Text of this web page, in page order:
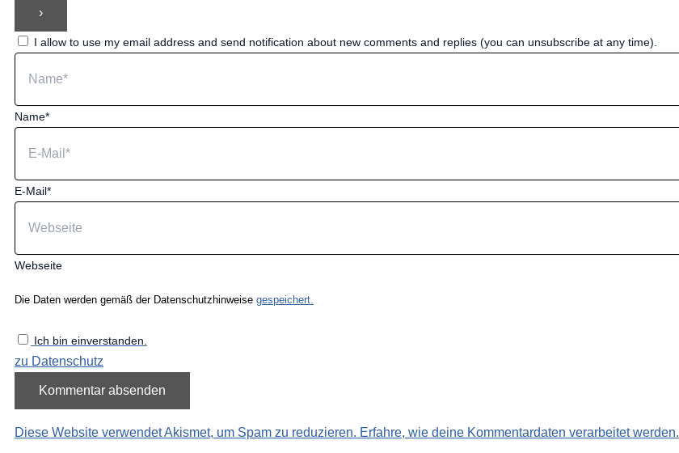
I allow to use my email address and send notification about new comments and replies (you can unsubscribe at any time).
Name*
E-Mail*
Webseite
Die Daten werden gemäß der Datenschutzhinweise gespeichert.
Ich bin einverstanden.
zu Datenschutz
Diese Website verwendet Akismet, um Spam zu reduzieren. Erfahre, wie deine Kommentardaten verarbeitet werden.